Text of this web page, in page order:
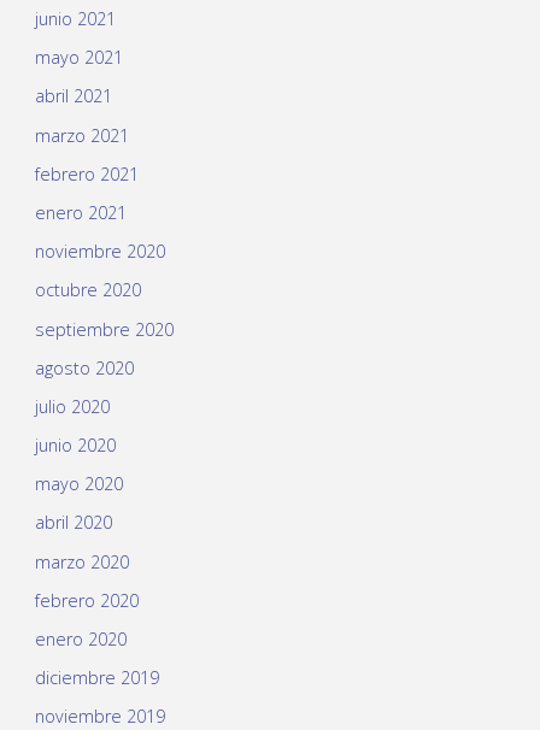
junio 2021
mayo 2021
abril 2021
marzo 2021
febrero 2021
enero 2021
noviembre 2020
octubre 2020
septiembre 2020
agosto 2020
julio 2020
junio 2020
mayo 2020
abril 2020
marzo 2020
febrero 2020
enero 2020
diciembre 2019
noviembre 2019